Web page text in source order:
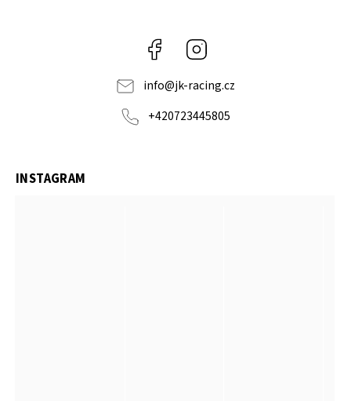
Facebook
info@jk-racing.cz
+420723445805
INSTAGRAM